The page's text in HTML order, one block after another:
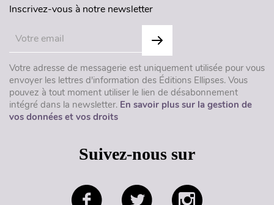
Inscrivez-vous à notre newsletter
Votre adresse de messagerie est uniquement utilisée pour vous
envoyer les lettres d'information des Éditions Ellipses. Vous
pouvez à tout moment utiliser le lien de désabonnement
intégré dans la newsletter. En savoir plus sur la gestion de
vos données et vos droits
Suivez-nous sur